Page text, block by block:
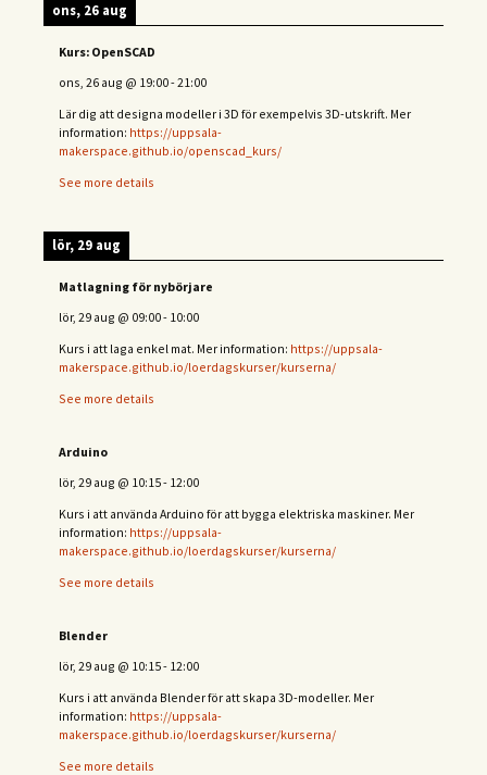
ons, 26 aug
Kurs: OpenSCAD
ons, 26 aug @ 19:00-21:00
Lär dig att designa modeller i 3D för exempelvis 3D-utskrift. Mer
information: https://uppsala-
makerspace.github.io/openscad_kurs/
See more details
lör, 29 aug
Matlagning för nybörjare
lör, 29 aug @ 09:00- 10:00
Kurs i att laga enkel mat. Mer information: https://uppsala-
makerspace.github.io/loerdagskurser/kurserna/
See more details
Arduino
lör, 29 aug @ 10:15- 12:00
Kurs i att använda Arduino för att bygga elektriska maskiner. Mer
information: https://uppsala-
makerspace.github.io/loerdagskurser/kurserna/
See more details
Blender
lör, 29 aug @ 10:15- 12:00
Kurs i att använda Blender för att skapa 3D-modeller. Mer
information: https://uppsala-
makerspace.github.io/loerdagskurser/kurserna/
See more details